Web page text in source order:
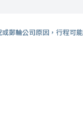
郵輪公司原因，行程可